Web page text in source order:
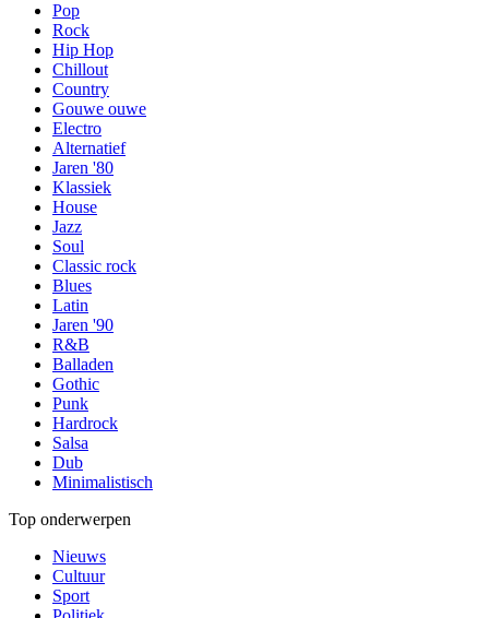
Pop
Rock
Hip Hop
Chillout
Country
Gouwe ouwe
Electro
Alternatief
Jaren '80
Klassiek
House
Jazz
Soul
Classic rock
Blues
Latin
Jaren '90
R&B
Balladen
Gothic
Punk
Hardrock
Salsa
Dub
Minimalistisch
Top onderwerpen
Nieuws
Cultuur
Sport